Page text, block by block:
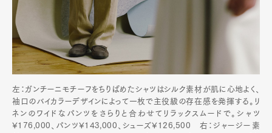
左：ガンチーニモチーフをちりばめたシャツはシルク素材が肌に心地よく、
袖口のバイカラーデザインによって一枚で主役級の存在感を発揮する。リ
ネンのワイドなパンツをさらりと合わせてリラックスムードで。シャツ
¥176,000、パンツ¥143,000、シューズ¥126,500 右：ジャージー素